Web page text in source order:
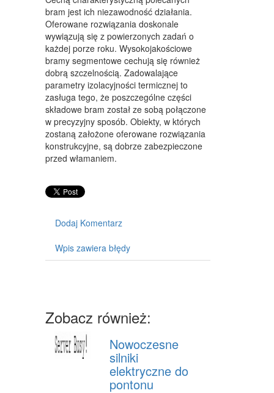
CHEMIA
ART. SPOŻYWCZE
MATERIAŁY EKSPLOATACYJNE
INNE SKLEPY
SPRZĘT
MASZYNY
NARZĘDZIA
TRANSPORT
CZĘŚCI SAMOCHODOWE
WYNAJEM
SALONY, KOMISY
AGENCJE REKLAMOWE
MATERIAŁY REKLAMOWE
bram jest ich niezawodność działania.
Oferowane rozwiązania doskonale
wywiązują się z powierzonych zadań o
każdej porze roku. Wysokojakościowe
bramy segmentowe cechują się również
dobrą szczelnością. Zadowalające
parametry izolacyjności termicznej to
zasługa tego, że poszczególne części
składowe bram został ze sobą połączone
w precyzyjny sposób. Obiekty, w których
zostaną założone oferowane rozwiązania
konstrukcyjne, są dobrze zabezpieczone
przed włamaniem.
Dodaj Komentarz
Wpis zawiera błędy
Zobacz również:
Nowoczesne
silniki
elektryczne do
pontonu